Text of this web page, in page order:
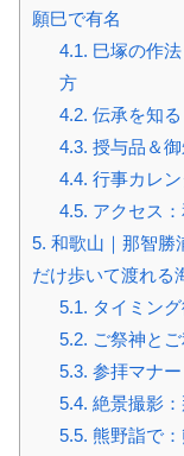
願巳で有名
4.1. 巳塚の作
方
4.2. 伝承を知
4.3. 授与品＆
4.4. 行事カレ
4.5. アクセス
5. 和歌山｜那智勝
だけ歩いて渡れる
5.1. タイミン
5.2. ご祭神と
5.3. 参拝マナ
5.4. 絶景撮影
5.5. 熊野詣で